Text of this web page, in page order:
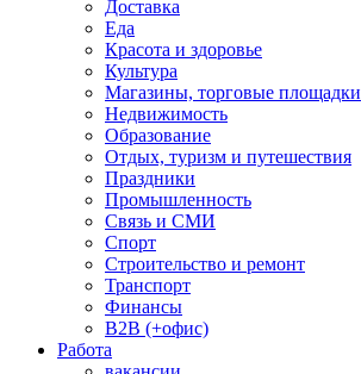
Доставка
Еда
Красота и здоровье
Культура
Магазины, торговые площадки
Недвижимость
Образование
Отдых, туризм и путешествия
Праздники
Промышленность
Связь и СМИ
Спорт
Строительство и ремонт
Транспорт
Финансы
B2B (+офис)
Работа